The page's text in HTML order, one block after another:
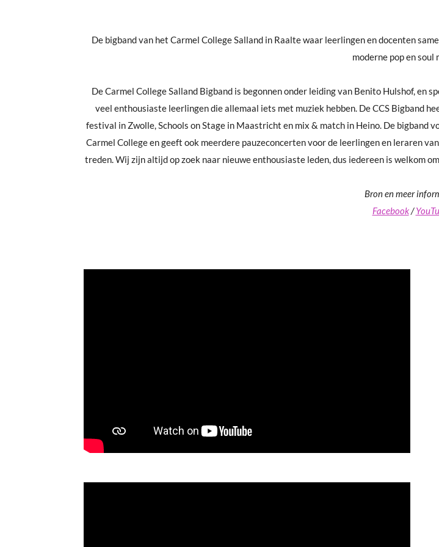
De bigband van het Carmel College Salland in Raalte waar leerlingen en docenten
moderne pop en soul
De Carmel College Salland Bigband is begonnen onder leiding van Benito Hulshof, en
veel enthousiaste leerlingen die allemaal iets met muziek hebben. De CCS Bigband
festival in Zwolle, Schools on Stage in Maastricht en mix & match in Heino. De
Carmel College en geeft ook meerdere pauzeconcerten voor de leerlingen en leraren
treden. Wij zijn altijd op zoek naar nieuwe enthousiaste leden, dus iedereen is welkom
Bron en meer
Facebook/